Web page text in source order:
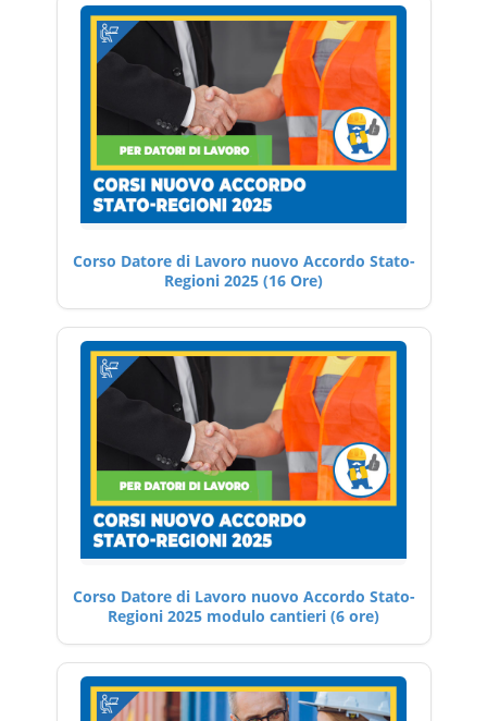
Corso Datore di Lavoro nuovo Accordo Stato-
Regioni 2025 (16 Ore)
Corso Datore di Lavoro nuovo Accordo Stato-
Regioni 2025 modulo cantieri (6 ore)